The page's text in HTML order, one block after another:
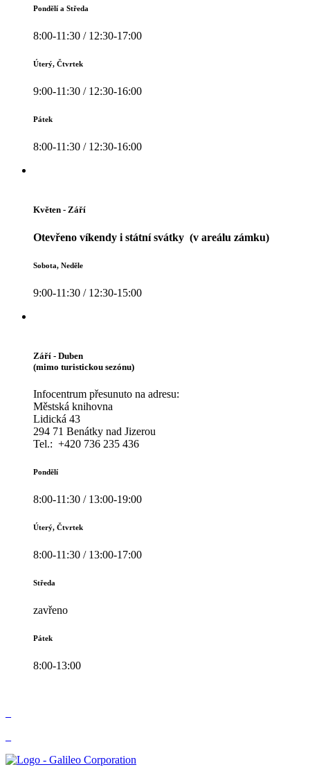
Pondělí a Středa
8:00-11:30 / 12:30-17:00
Úterý, Čtvrtek
9:00-11:30 / 12:30-16:00
Pátek
8:00-11:30 / 12:30-16:00
Květen - Září
Otevřeno víkendy i státní svátky (v areálu zámku)
Sobota, Neděle
9:00-11:30 / 12:30-15:00
Září - Duben
(mimo turistickou sezónu)
Infocentrum přesunuto na adresu:
Městská knihovna
Lidická 43
294 71 Benátky nad Jizerou
Tel.: +420 736 235 436
Pondělí
8:00-11:30 / 13:00-19:00
Úterý, Čtvrtek
8:00-11:30 / 13:00-17:00
Středa
zavřeno
Pátek
8:00-13:00